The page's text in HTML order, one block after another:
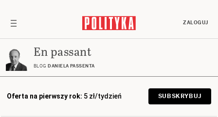
ZALOGUJ
En passant
BLOG DANIELA PASSENTA
Oferta na pierwszy rok: 5 zł/tydzień SUBSKRYBUJ